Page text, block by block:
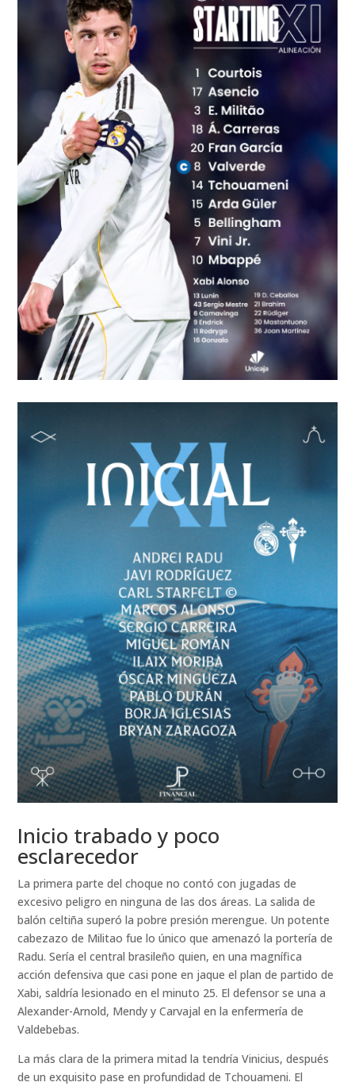
Inicio trabado y poco
esclarecedor
La primera parte del choque no contó con jugadas de
excesivo peligro en ninguna de las dos áreas. La salida de
balón celtiña superó la pobre presión merengue. Un potente
cabezazo de Militao fue lo único que amenazó la portería de
Radu. Sería el central brasileño quien, en una magnífica
acción defensiva que casi pone en jaque el plan de partido de
Xabi, saldría lesionado en el minuto 25. El defensor se una a
Alexander-Arnold, Mendy y Carvajal en la enfermería de
Valdebebas.
La más clara de la primera mitad la tendría Vinicius, después
de un exquisito pase en profundidad de Tchouameni. El